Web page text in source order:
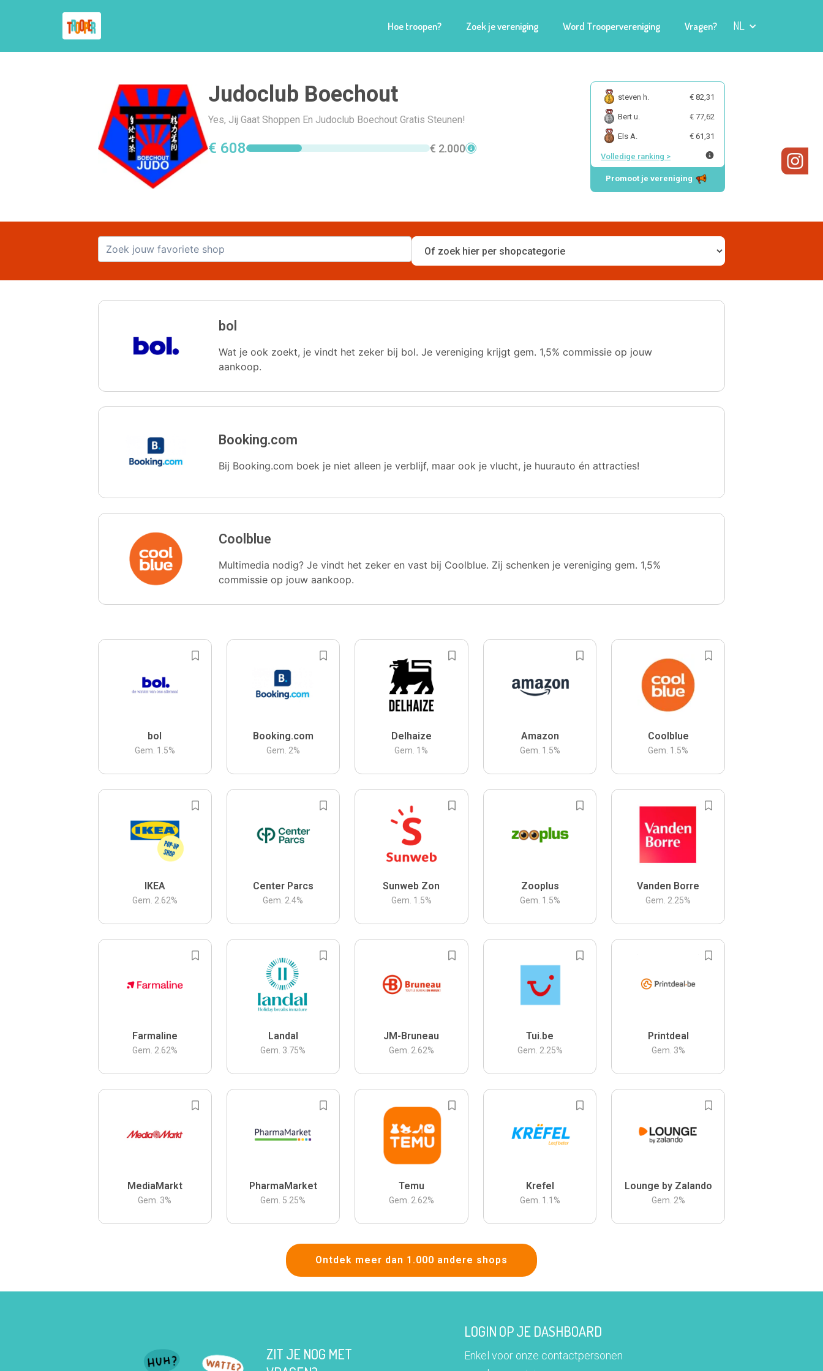
Hoe troopen? Zoek je vereniging Word Troopervereniging Vragen? NL
Judoclub Boechout
Yes, Jij Gaat Shoppen En Judoclub Boechout Gratis Steunen!
€ 608 € 2.000
steven h. € 82,31
Bert u. € 77,62
Els A. € 61,31
Volledige ranking >
Promoot je vereniging
bol
Wat je ook zoekt, je vindt het zeker bij bol. Je vereniging krijgt gem. 1,5% commissie op jouw
aankoop.
Booking.com
Bij Booking.com boek je niet alleen je verblijf, maar ook je vlucht, je huurauto én attracties!
Coolblue
Multimedia nodig? Je vindt het zeker en vast bij Coolblue. Zij schenken je vereniging gem. 1,5%
commissie op jouw aankoop.
bol
Gem. 1.5%
Booking.com
Gem. 2%
Delhaize
Gem. 1 %
Amazon
Gem. 1.5%
Coolblue
Gem. 1.5%
IKEA
Gem. 2.62%
Center Parcs
Gem. 2.4%
Sunweb Zon
Gem. 1.5%
Zooplus
Gem. 1.5%
Vanden Borre
Gem. 2.25%
Farmaline
Gem. 2.62%
Landal
Gem. 3.75%
JM-Bruneau
Gem. 2.62%
Tui.be
Gem. 2.25%
Printdeal
Gem. 3%
MediaMarkt
Gem. 3%
PharmaMarket
Gem. 5.25%
Temu
Gem. 2.62%
Krefel
Gem. 1.1 %
Lounge by Zalando
Gem. 2%
Ontdek meer dan 1.000 andere shops
ZIT JE NOG MET
LOGIN OP JE DASHBOARD
Enkel voor onze contactpersonen